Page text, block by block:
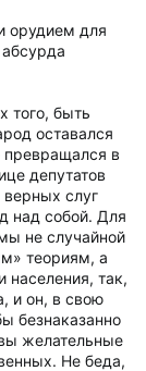
орудием для
того, быть
оставался
в
депутатов
верных слуг
над собой. Для
не случайной
теориям, а
так,
и он, в свою
безнаказанно
желательные
Не беда,